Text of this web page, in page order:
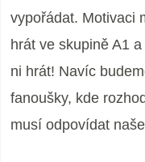
vypořádat. Motivaci
hrát ve skupině A1
ni hrát! Navíc
fanoušky, kde
musí odpovídat